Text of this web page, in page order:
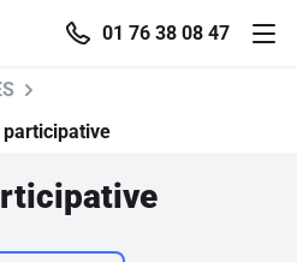
01 76 38 08 47